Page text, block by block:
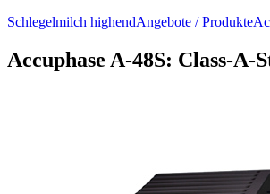
Schlegelmilch highendAngebote / Produkte
Accuphase A-48S: Class-